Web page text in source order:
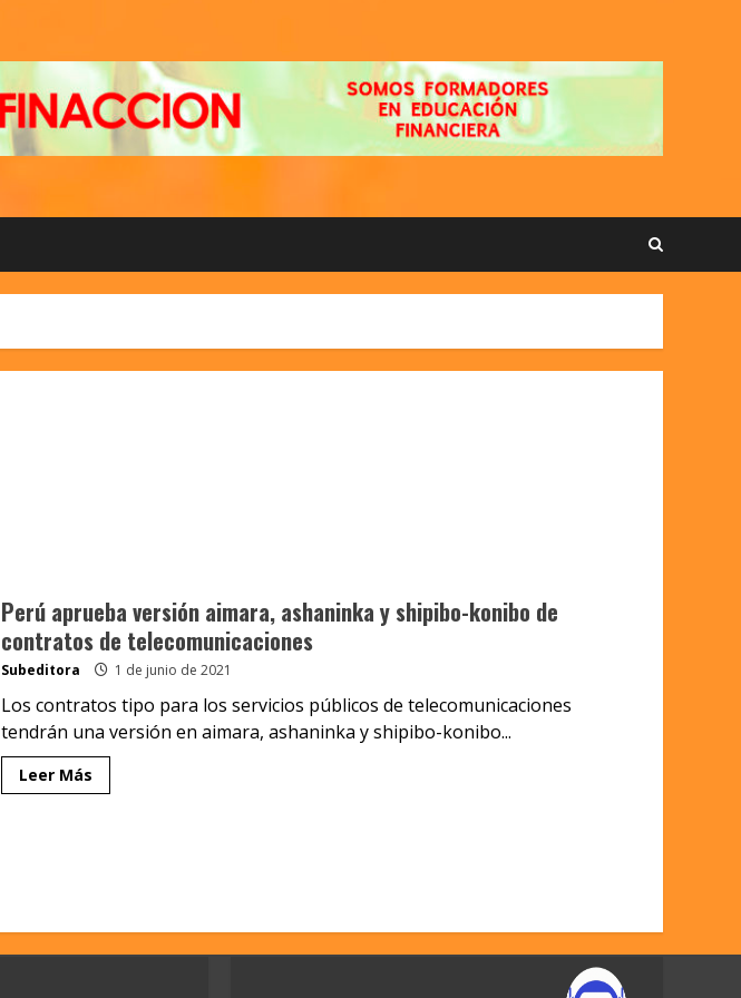
Perú aprueba versión aimara, ashaninka y shipibo-konibo de
contratos de telecomunicaciones
Subeditora 1 de junio de 2021
Los contratos tipo para los servicios públicos de telecomunicaciones
tendrán una versión en aimara, ashaninka y shipibo-konibo...
Leer Más